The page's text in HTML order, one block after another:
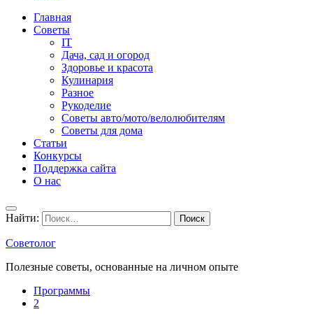
Главная
Советы
IT
Дача, сад и огород
Здоровье и красота
Кулинария
Разное
Рукоделие
Советы авто/мото/велолюбителям
Советы для дома
Статьи
Конкурсы
Поддержка сайта
О нас
Найти:
Советолог
Полезные советы, основанные на личном опыте
Программы
2